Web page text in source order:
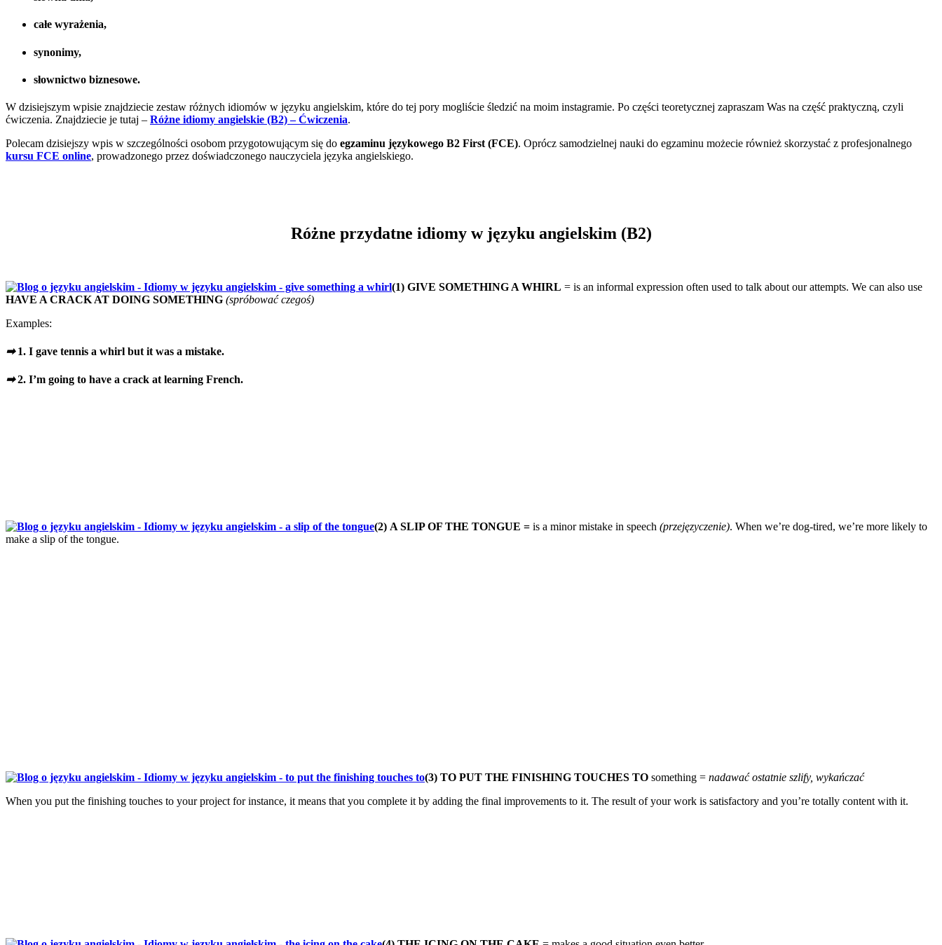
całe wyrażenia,
synonimy,
słownictwo biznesowe.
W dzisiejszym wpisie znajdziecie zestaw różnych idiomów w języku angielskim, które do tej pory mogliście śledzić na moim instagramie. Po części teoretycznej zapraszam Was na część praktyczną, czyli
ćwiczenia. Znajdziecie je tutaj – Różne idiomy angielskie (B2) – Ćwiczenia.
Polecam dzisiejszy wpis w szczególności osobom przygotowującym się do egzaminu językowego B2 First (FCE). Oprócz samodzielnej nauki do egzaminu możecie również skorzystać z profesjonalnego
kursu FCE online, prowadzonego przez doświadczonego nauczyciela języka angielskiego.
Różne przydatne idiomy w języku angielskim (B2)
(1) GIVE SOMETHING A WHIRL = is an informal expression often used to talk about our attempts. We can also use
HAVE A CRACK AT DOING SOMETHING (spróbować czegoś)
Examples:
➡1. I gave tennis a whirl but it was a mistake.
➡2. I’m going to have a crack at learning French.
(2) A SLIP OF THE TONGUE = is a minor mistake in speech (przejęzyczenie). When we’re dog-tired, we’re more likely to
make a slip of the tongue.
(3) TO PUT THE FINISHING TOUCHES TO something = nadawać ostatnie szlify, wykańczać
When you put the finishing touches to your project for instance, it means that you complete it by adding the final improvements to it. The result of your work is satisfactory and you’re totally content with it.